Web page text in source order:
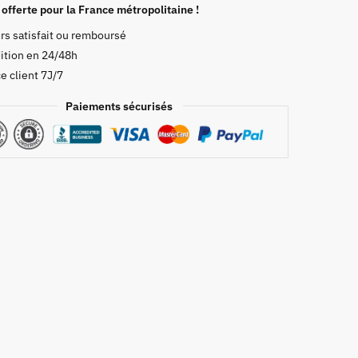
pour la France métropolitaine !
satisfait ou remboursé
en 24/48h
client 7J/7
Paiements sécurisés